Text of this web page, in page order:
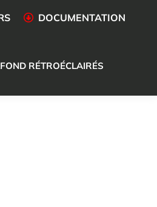
DOCUMENTATION
RÉTROÉCLAIRÉS